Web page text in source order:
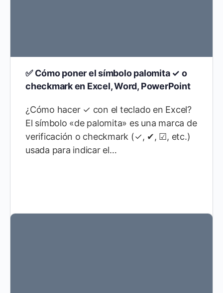
✅ Cómo poner el símbolo palomita ✓ o
checkmark en Excel, Word, PowerPoint
¿Cómo hacer ✓ con el teclado en Excel?
El símbolo «de palomita» es una marca de
verificación o checkmark (✓, ✔, ☑, etc.)
usada para indicar el…